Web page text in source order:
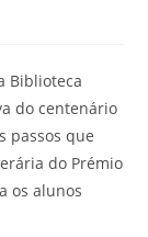
Biblioteca
do centenário
passos que
do Prémio
os alunos